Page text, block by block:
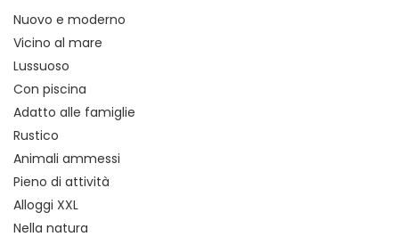
Nuovo e moderno
Vicino al mare
Lussuoso
Con piscina
Adatto alle famiglie
Rustico
Animali ammessi
Pieno di attività
Alloggi XXL
Nella natura